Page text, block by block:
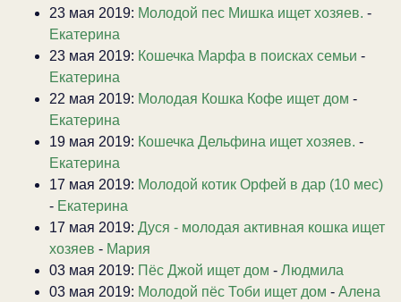
23 мая 2019: Молодой пес Мишка ищет хозяев. -
Екатерина
23 мая 2019: Кошечка Марфа в поисках семьи -
Екатерина
22 мая 2019: Молодая Кошка Кофе ищет дом -
Екатерина
19 мая 2019: Кошечка Дельфина ищет хозяев. -
Екатерина
17 мая 2019: Молодой котик Орфей в дар (10 мес)
- Екатерина
17 мая 2019: Дуся - молодая активная кошка ищет
хозяев - Мария
03 мая 2019: Пёс Джой ищет дом - Людмила
03 мая 2019: Молодой пёс Тоби ищет дом - Алена